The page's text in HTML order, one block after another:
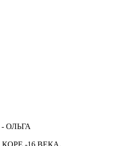
ОЛЬГА
КОРЕ -16 ВЕКА.